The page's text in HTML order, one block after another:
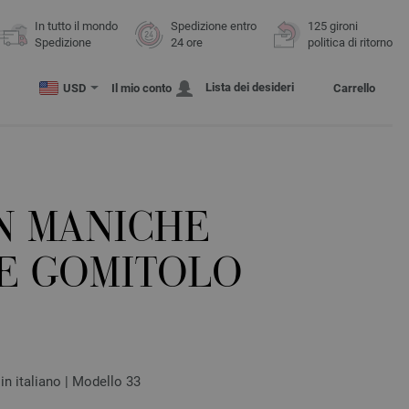
In tutto il mondo
Spedizione
Spedizione entro
24 ore
125 gironi
politica di ritorno
USD Il mio conto Lista dei desideri Carrello
MANICHE
GOMITOLO
italiano | Modello 33